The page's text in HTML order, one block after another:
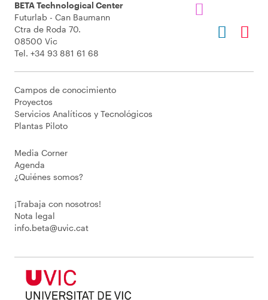
BETA Technological Center
Futurlab - Can Baumann
Ctra de Roda 70.
08500 Vic
Tel. +34 93 881 61 68
Campos de conocimiento
Proyectos
Servicios Analíticos y Tecnológicos
Plantas Piloto
Media Corner
Agenda
¿Quiénes somos?
¡Trabaja con nosotros!
Nota legal
info.beta@uvic.cat